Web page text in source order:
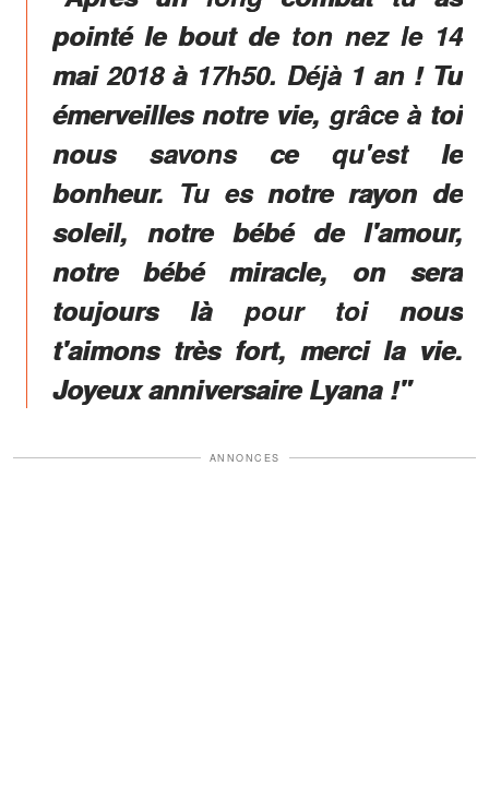
pointé le bout de ton nez le 14
mai 2018 à 17h50. Déjà 1 an ! Tu
émerveilles notre vie, grâce à toi
nous savons ce qu'est le
bonheur. Tu es notre rayon de
soleil, notre bébé de l'amour,
notre bébé miracle, on sera
toujours là pour toi nous
t'aimons très fort, merci la vie.
Joyeux anniversaire Lyana !"
ANNONCES